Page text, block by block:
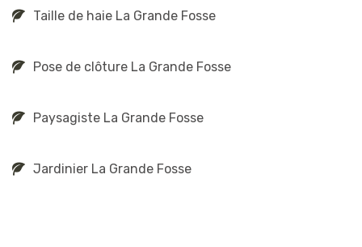
Taille de haie La Grande Fosse
Pose de clôture La Grande Fosse
Paysagiste La Grande Fosse
Jardinier La Grande Fosse